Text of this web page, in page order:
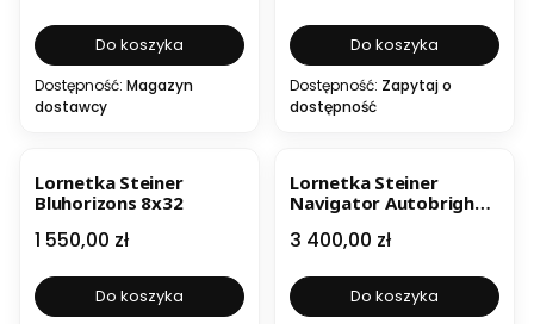
Do koszyka
Dostępność: Magazyn
dostawcy
Do koszyka
Dostępność: Zapytaj o
dostępność
Lornetka Steiner
Bluhorizons 8x32
Cena
1 550,00 zł
Do koszyka
Lornetka Steiner
Navigator Autobright
Cena
3 400,00 zł
Do koszyka